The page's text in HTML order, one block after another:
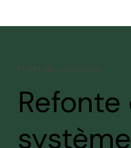
Projet de conception
Refonte